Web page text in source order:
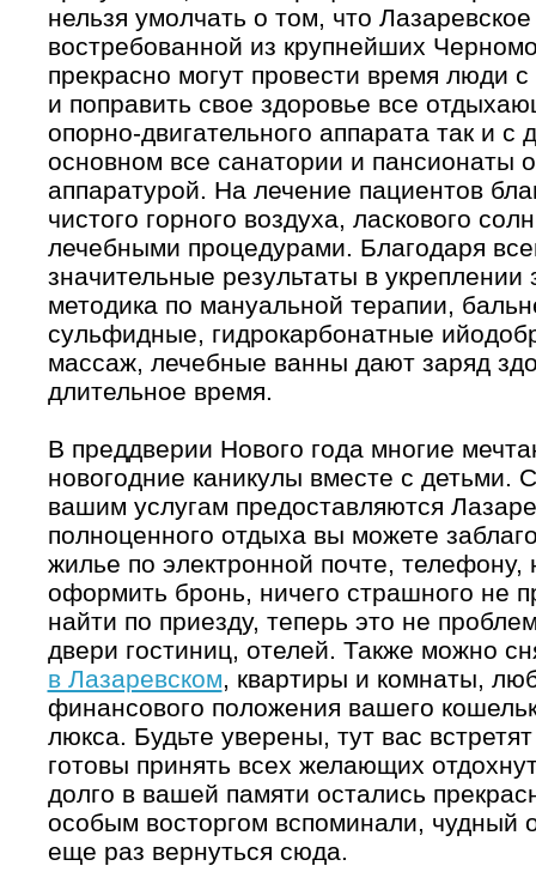
нельзя умолчать о том, что
востребованной из крупнейших
прекрасно могут провести время люди
и поправить свое здоровье все
опорно-двигательного аппарата так и
основном все санатории и пансионаты
аппаратурой. На лечение пациентов
чистого горного воздуха, ласкового
лечебными процедурами. Благодаря
значительные результаты в
методика по мануальной терапии,
сульфидные, гидрокарбонатные
массаж, лечебные ванны дают заряд
длительное время.
В преддверии Нового года многие
новогодние каникулы вместе с
вашим услугам предоставляются
полноценного отдыха вы можете
жилье по электронной почте, телефону,
оформить бронь, ничего страшного не
найти по приезду, теперь это не
двери гостиниц, отелей. Также можно
в Лазаревском, квартиры и комнаты,
финансового положения вашего
люкса. Будьте уверены, тут вас
готовы принять всех желающих
долго в вашей памяти остались
особым восторгом вспоминали, чудный
еще раз вернуться сюда.